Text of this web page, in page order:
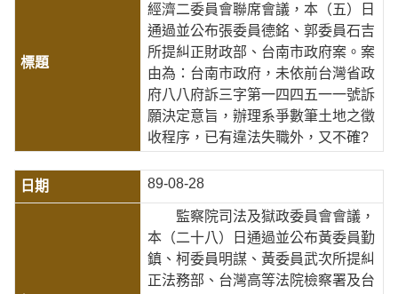
經濟二委員會聯席會議，本（五）日
通過並公布張委員德銘、郭委員石吉
所提糾正財政部、台南市政府案。案
由為：台南市政府，未依前台灣省政
府八八府訴三字第一四四五一一號訴
願決定意旨，辦理系爭數筆土地之徵
收程序，已有違法失職外，又不確?
89-08-28
監察院司法及獄政委員會會議，
本（二十八）日通過並公布黃委員勤
鎮、柯委員明謀、黃委員武次所提糾
正法務部、台灣高等法院檢察署及台